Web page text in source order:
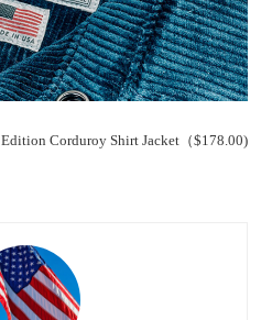
Corduroy Shirt Jacket（$178.00)